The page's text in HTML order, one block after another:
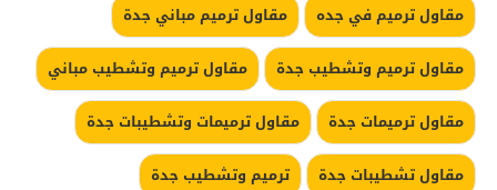
مقاول ترميم في جده
مقاول ترميم مباني جدة
مقاول ترميم وتشطيب جدة
مقاول ترميم وتشطيب مباني
مقاول ترميمات جدة
مقاول ترميمات وتشطيبات جدة
مقاول تشطيبات جدة
ترميم وتشطيب جدة